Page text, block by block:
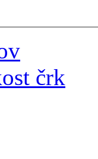
črk